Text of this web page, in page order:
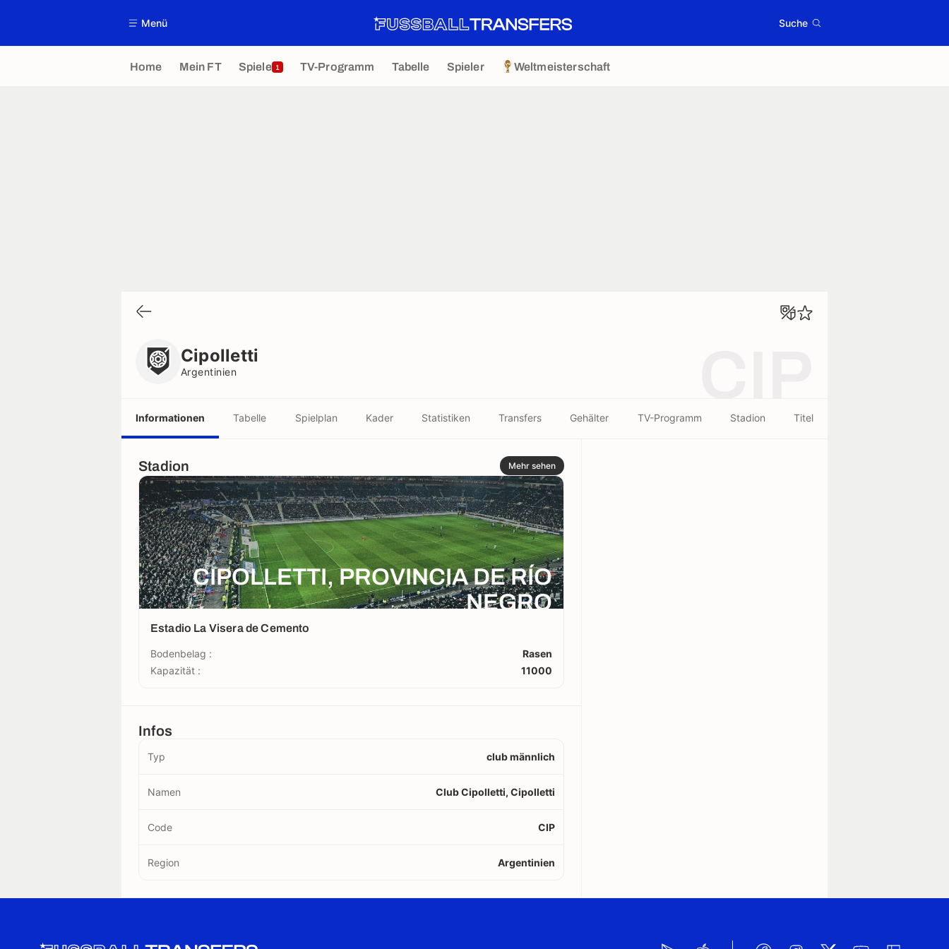
Menü Suche
Home Mein FT Spiele 1 TV-Programm Tabelle Spieler Weltmeisterschaft
Cipolletti
Argentinien
Informationen Tabelle Spielplan Kader Statistiken Transfers Gehälter TV-Programm Stadion Titel
Stadion Mehr sehen
CIPOLLETTI, PROVINCIA DE RÍO
NEGRO
Estadio La Visera de Cemento
Bodenbelag :
Rasen
Kapazität :
11000
Infos
Typ club männlich
Namen Club Cipolletti, Cipolletti
Code CIP
Region Argentinien